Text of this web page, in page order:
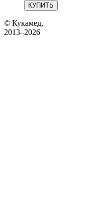
© Кукамед,
2013–2026